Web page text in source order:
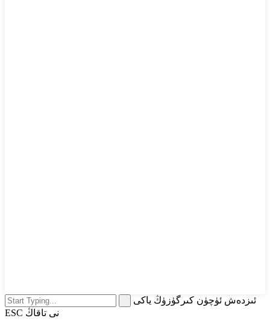
ئىزدەش ئۈچۈن كىرگۈزۈڭ ياكى
ESC نى تاقاڭ